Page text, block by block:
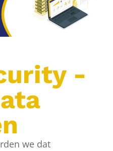
-
we dat